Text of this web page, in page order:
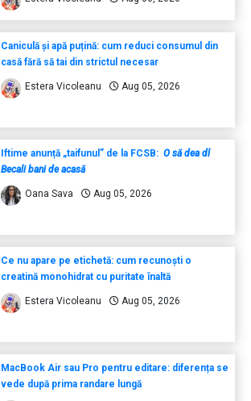
Caniculă și apă puțină: cum reduci consumul din
casă fără să tai din strictul necesar
Estera Vicoleanu Aug 05, 2026
Iftime anunță „taifunul” de la FCSB: O să dea dl
Becali bani de acasă
Oana Sava Aug 05, 2026
Ce nu apare pe etichetă: cum recunoști o
creatină monohidrat cu puritate înaltă
Estera Vicoleanu Aug 05, 2026
MacBook Air sau Pro pentru editare: diferența se
vede după prima randare lungă